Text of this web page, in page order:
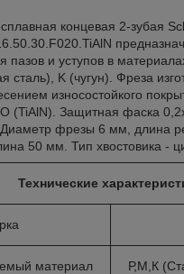
концевая 2-зубая
пазов и уступов в
K (чугун). Фреза
износостойкого
(TiAlN). Защитная фаска
фрезы 6 мм, длина
50 мм. Тип хвостовика -
Технические
материал
Р,М,К